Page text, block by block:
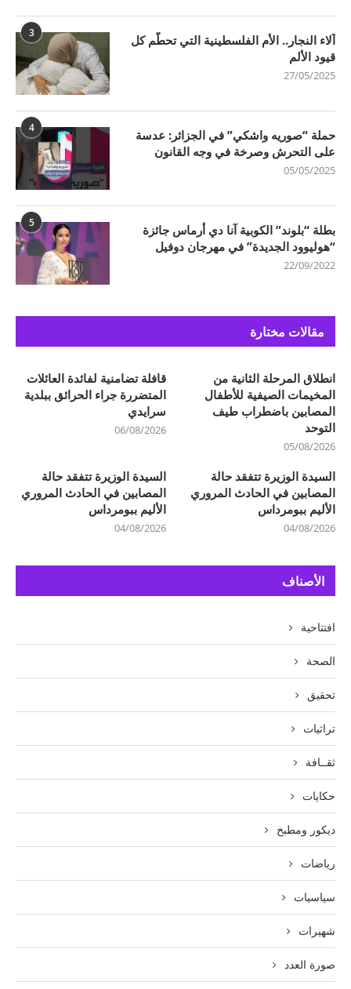
3
آلاء النجار.. الأم الفلسطينية التي تحطّم كل
قيود الألم
27/05/2025
4
حملة “صوريه واشكي” في الجزائر: عدسة
على التحرش وصرخة في وجه القانون
05/05/2025
5
بطلة “بلوند” الكوبية آنا دي أرماس جائزة
“هوليوود الجديدة” في مهرجان دوفيل
22/09/2022
مقالات مختارة
قافلة تضامنية لفائدة العائلات
المتضررة جراء الحرائق ببلدية
سرايدي
06/08/2026
انطلاق المرحلة الثانية من
المخيمات الصيفية للأطفال
المصابين باضطراب طيف
التوحد
05/08/2026
السيدة الوزيرة تتفقد حالة
المصابين في الحادث المروري
الأليم ببومرداس
04/08/2026
السيدة الوزيرة تتفقد حالة
المصابين في الحادث المروري
الأليم ببومرداس
04/08/2026
الأصناف
افتتاحية
الصحة
تحقيق
تراثيات
ثقــافة
حكايات
ديكور ومطبخ
رياضات
سياسيات
شهيرات
صورة العدد